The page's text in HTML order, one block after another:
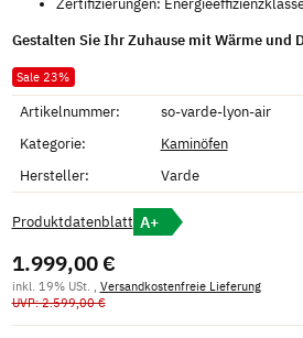
Gestalten Sie Ihr Zuhause mit Wärme und
Sale 23%
Artikelnummer:
so-varde-lyon-air
Kategorie:
Kaminöfen
Hersteller:
Varde
Produktdatenblatt A+
1.999,00 €
inkl. 19% USt. , Versandkostenfreie Lieferung
UVP: 2.599,00 €